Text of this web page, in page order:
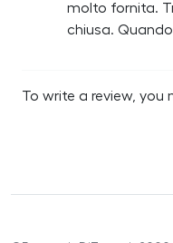
molto fornita.
chiusa.
To write a review, you